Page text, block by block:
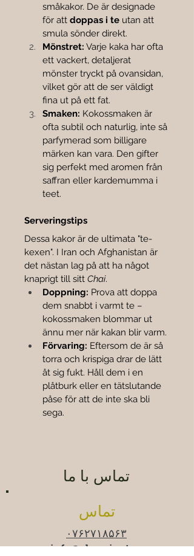
småkakor. De är designade
för att doppas i te utan att
smula sönder direkt.
Mönstret: Varje kaka har ofta
ett vackert, detaljerat
mönster tryckt på ovansidan,
vilket gör att de ser väldigt
fina ut på ett fat.
Smaken: Kokossmaken är
ofta subtil och naturlig, inte så
parfymerad som billigare
märken kan vara. Den gifter
sig perfekt med aromen från
saffran eller kardemumma i
teet.
Serveringstips
Dessa kakor är de ultimata "te-
kexen". I Iran och Afghanistan är
det nästan lag på att ha något
knaprigt till sitt Chai.
Doppning: Prova att doppa
dem snabbt i varmt te –
kokossmaken blommar ut
ännu mer när kakan blir varm.
Förvaring: Eftersom de är så
torra och krispiga drar de lätt
åt sig fukt. Håll dem i en
plåtburk eller en tätslutande
påse för att de inte ska bli
sega.
تماس با ما
تماس
۰۷۶۲۷۱۸۵۶۳
info@ekoorient.se